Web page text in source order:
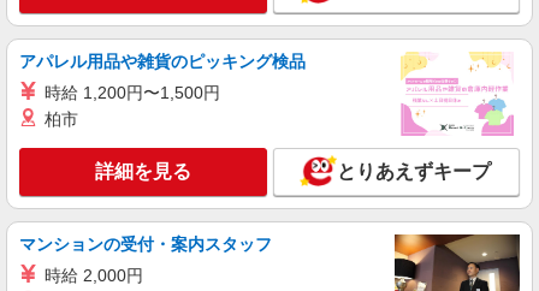
なか卯 名古屋伏見店
接客・調理スタッフ（簡単な接客・調理・清
掃・など）
時給1180円 22:00〜翌5:00：時給1475円 高校
キープ 詳細を見る
アルバイト パート
炭火焼干物定食 しんぱち食堂 名古屋プリンセス通り店
アパレル用品や雑貨のピッキング検品
時給 1,200円〜1,500円
柏市
詳細を見る とりあえずキープ
マンションの受付・案内スタッフ
時給 2,000円